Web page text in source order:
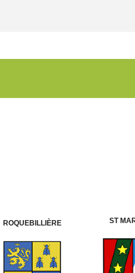
ROQUEBILLIÈRE ST